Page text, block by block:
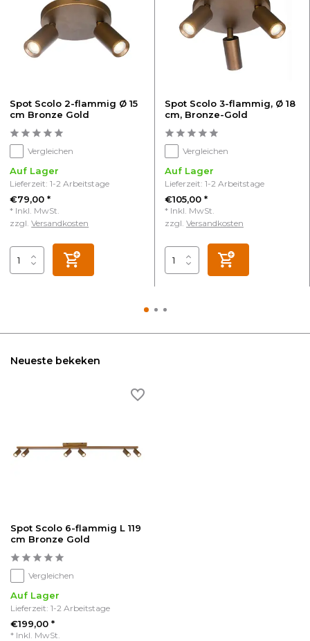
Spot Scolo 2-flammig Ø 15
cm Bronze Gold
Vergleichen
Auf Lager
Lieferzeit: 1-2 Arbeitstage
€79,00 *
* Inkl. MwSt.
zzgl.Versandkosten
Spot Scolo 3-flammig, Ø 18
cm, Bronze-Gold
Vergleichen
Auf Lager
Lieferzeit: 1-2 Arbeitstage
€105,00 *
* Inkl. MwSt.
zzgl. Versandkosten
Neueste bekeken
Spot Scolo 6-flammig L 119
cm Bronze Gold
Vergleichen
Auf Lager
Lieferzeit: 1-2 Arbeitstage
€199,00 *
* Inkl. MwSt.